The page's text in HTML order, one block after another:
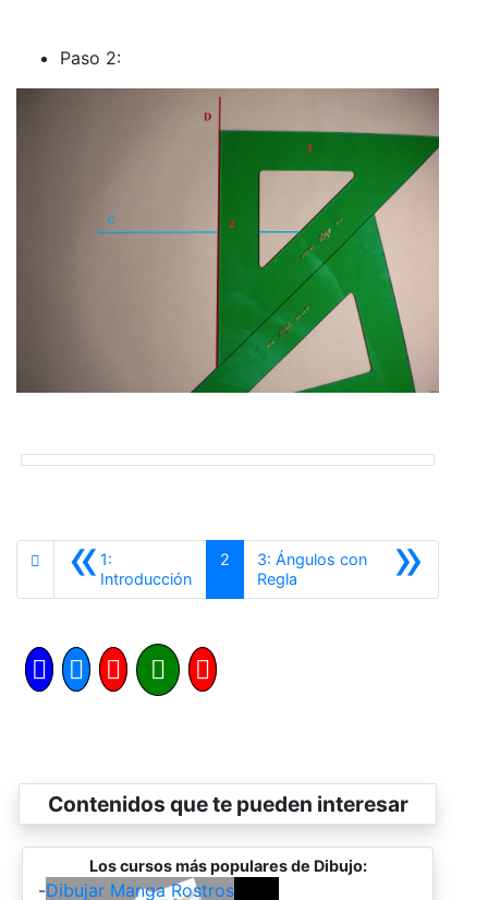
Paso 2:
«1:
IntroducciónAnterior
2 »
3: Ángulos con
ReglaSiguiente
Contenidos que te pueden interesar
Los cursos más populares de Dibujo:
-Dibujar Manga Rostros